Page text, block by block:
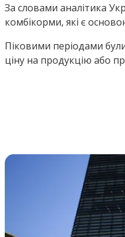
За словами аналітика
комбікорми, які є
Піковими періодами
ціну на продукцію або